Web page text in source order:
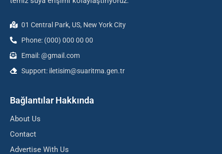
01 Central Park, US, New York City
Phone: (000) 000 00 00
Email: @gmail.com
Support: iletisim@suaritma.gen.tr
Bağlantılar Hakkında
About Us
Contact
Advertise With Us